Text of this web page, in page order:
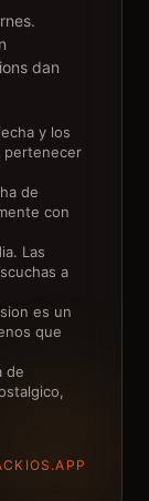
dan
y los
pertenecer
de
con
Las
a
es un
que
de